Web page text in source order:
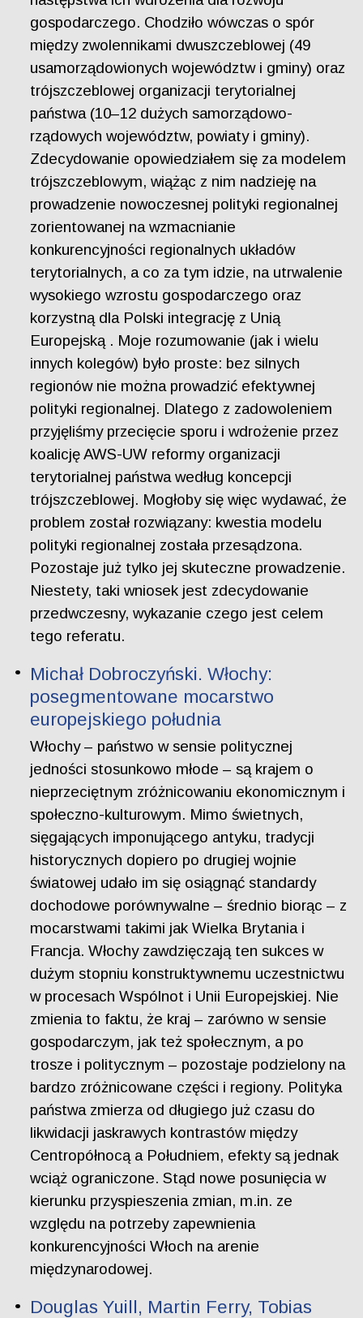
gospodarczego. Chodziło wówczas o spór
między zwolennikami dwuszczeblowej (49
usamorządowionych województw i gminy) oraz
trójszczeblowej organizacji terytorialnej
państwa (10–12 dużych samorządowo-
rządowych województw, powiaty i gminy).
Zdecydowanie opowiedziałem się za modelem
trójszczeblowym, wiążąc z nim nadzieję na
prowadzenie nowoczesnej polityki regionalnej
zorientowanej na wzmacnianie
konkurencyjności regionalnych układów
terytorialnych, a co za tym idzie, na utrwalenie
wysokiego wzrostu gospodarczego oraz
korzystną dla Polski integrację z Unią
Europejską . Moje rozumowanie (jak i wielu
innych kolegów) było proste: bez silnych
regionów nie można prowadzić efektywnej
polityki regionalnej. Dlatego z zadowoleniem
przyjęliśmy przecięcie sporu i wdrożenie przez
koalicję AWS-UW reformy organizacji
terytorialnej państwa według koncepcji
trójszczeblowej. Mogłoby się więc wydawać, że
problem został rozwiązany: kwestia modelu
polityki regionalnej została przesądzona.
Pozostaje już tylko jej skuteczne prowadzenie.
Niestety, taki wniosek jest zdecydowanie
przedwczesny, wykazanie czego jest celem
tego referatu.
Michał Dobroczyński. Włochy:
posegmentowane mocarstwo
europejskiego południa
Włochy – państwo w sensie politycznej
jedności stosunkowo młode – są krajem o
nieprzeciętnym zróżnicowaniu ekonomicznym i
społeczno-kulturowym. Mimo świetnych,
sięgających imponującego antyku, tradycji
historycznych dopiero po drugiej wojnie
światowej udało im się osiągnąć standardy
dochodowe porównywalne – średnio biorąc – z
mocarstwami takimi jak Wielka Brytania i
Francja. Włochy zawdzięczają ten sukces w
dużym stopniu konstruktywnemu uczestnictwu
w procesach Wspólnot i Unii Europejskiej. Nie
zmienia to faktu, że kraj – zarówno w sensie
gospodarczym, jak też społecznym, a po
trosze i politycznym – pozostaje podzielony na
bardzo zróżnicowane części i regiony. Polityka
państwa zmierza od długiego już czasu do
likwidacji jaskrawych kontrastów między
Centropółnocą a Południem, efekty są jednak
wciąż ograniczone. Stąd nowe posunięcia w
kierunku przyspieszenia zmian, m.in. ze
względu na potrzeby zapewnienia
konkurencyjności Włoch na arenie
międzynarodowej.
Douglas Yuill, Martin Ferry, Tobias